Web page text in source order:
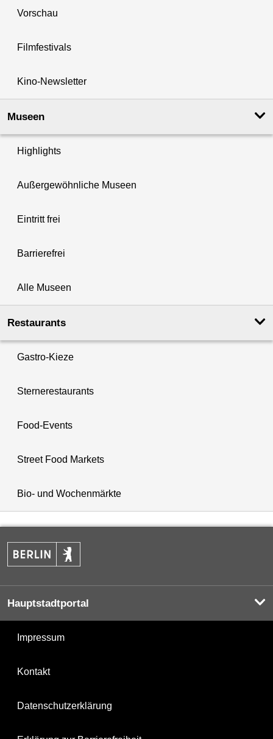
Vorschau
Filmfestivals
Kino-Newsletter
Museen
Highlights
Außergewöhnliche Museen
Eintritt frei
Barrierefrei
Alle Museen
Restaurants
Gastro-Kieze
Sternerestaurants
Food-Events
Street Food Markets
Bio- und Wochenmärkte
Hauptstadtportal
Impressum
Kontakt
Datenschutzerklärung